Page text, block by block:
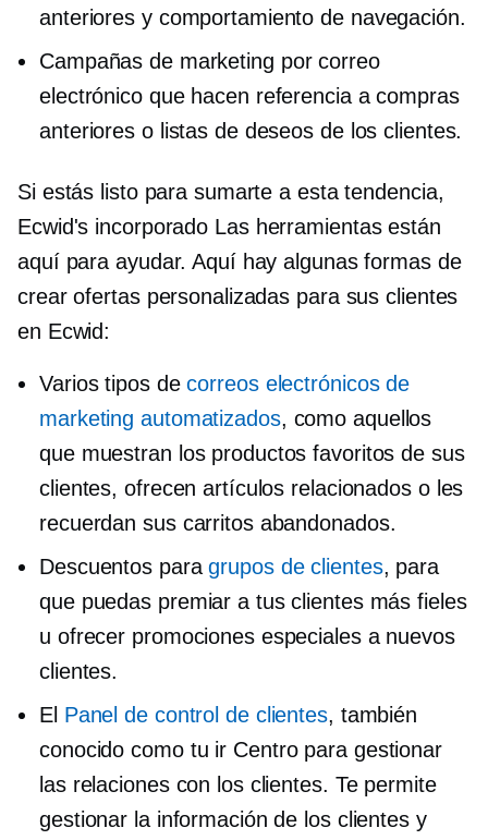
anteriores y comportamiento de navegación.
Campañas de marketing por correo
electrónico que hacen referencia a compras
anteriores o listas de deseos de los clientes.
Si estás listo para sumarte a esta tendencia,
Ecwid's incorporado Las herramientas están
aquí para ayudar. Aquí hay algunas formas de
crear ofertas personalizadas para sus clientes
en Ecwid:
Varios tipos decorreos electrónicos de
marketing automatizados, como aquellos
que muestran los productos favoritos de sus
clientes, ofrecen artículos relacionados o les
recuerdan sus carritos abandonados.
Descuentos paragrupos de clientes, para
que puedas premiar a tus clientes más fieles
u ofrecer promociones especiales a nuevos
clientes.
El Panel de control de clientes, también
conocido como tu ir Centro para gestionar
las relaciones con los clientes. Te permite
gestionar la información de los clientes y